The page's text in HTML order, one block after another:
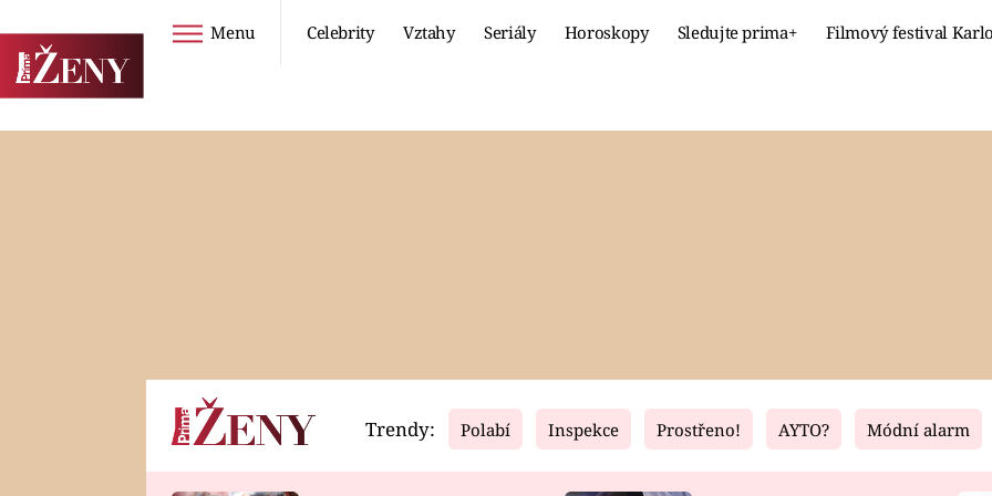
Menu Celebrity Vztahy Seriály Horoskopy Sledujte prima+ Filmový festival
Horoskopy Video Fresh Living
Trendy: Polabí Inspekce Prostřeno! AYTO? Módní alarm